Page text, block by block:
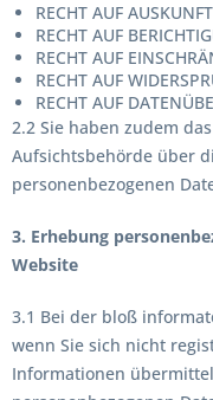
RECHT AUF AUSKUNFT
RECHT AUF
RECHT AUF
RECHT AUF
RECHT AUF
2.2 Sie haben zudem
Aufsichtsbehörde über
personenbezogenen
3. Erhebung
Website
3.1 Bei der bloß
wenn Sie sich nicht
Informationen